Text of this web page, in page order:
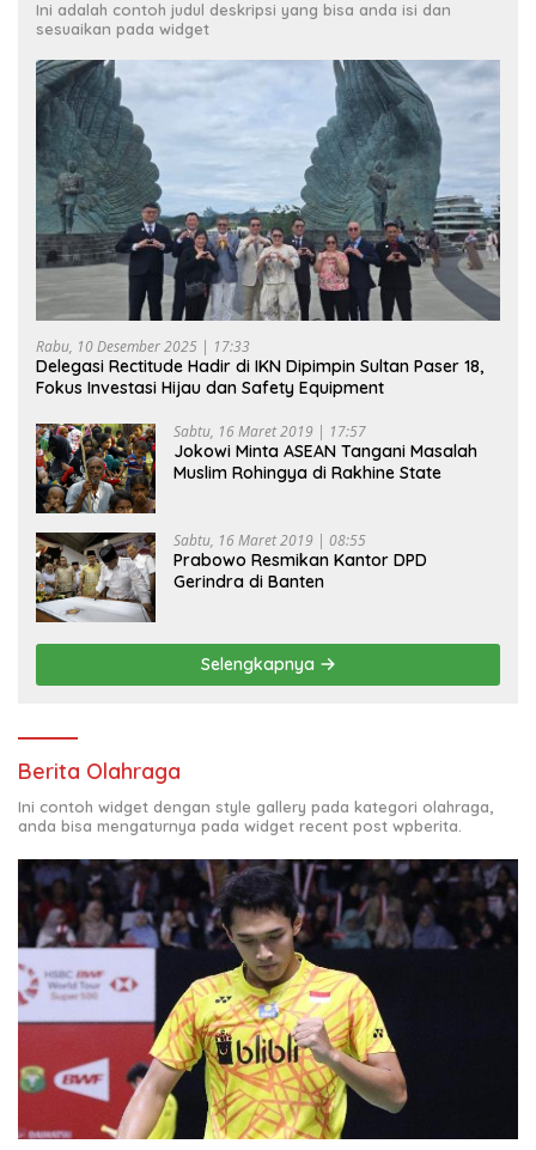
Ini adalah contoh judul deskripsi yang bisa anda isi dan
sesuaikan pada widget
Rabu, 10 Desember 2025 | 17:33
Delegasi Rectitude Hadir di IKN Dipimpin Sultan Paser 18,
Fokus Investasi Hijau dan Safety Equipment
Sabtu, 16 Maret 2019 | 17:57
Jokowi Minta ASEAN Tangani Masalah
Muslim Rohingya di Rakhine State
Sabtu, 16 Maret 2019 | 08:55
Prabowo Resmikan Kantor DPD
Gerindra di Banten
Selengkapnya
Berita Olahraga
Ini contoh widget dengan style gallery pada kategori olahraga,
anda bisa mengaturnya pada widget recent post wpberita.